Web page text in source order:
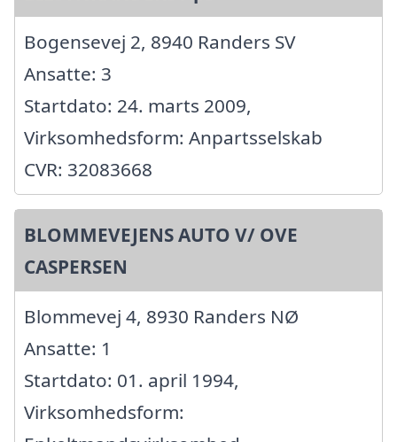
Bogensevej 2, 8940 Randers SV
Ansatte: 3
Startdato: 24. marts 2009,
Virksomhedsform: Anpartsselskab
CVR: 32083668
BLOMMEVEJENS AUTO V/ OVE
CASPERSEN
Blommevej 4, 8930 Randers NØ
Ansatte: 1
Startdato: 01. april 1994,
Virksomhedsform: